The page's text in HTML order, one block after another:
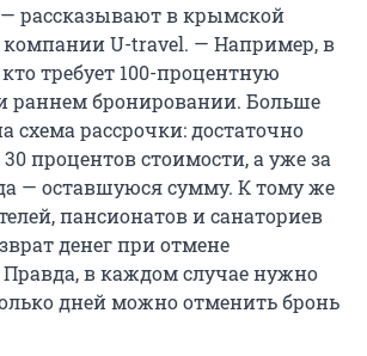
рассказывают в крымской
компании U-travel. — Например, в
требует 100-процентную
раннем бронировании. Больше
схема рассрочки: достаточно
процентов стоимости, а уже за
— оставшуюся сумму. К тому же
пансионатов и санаториев
денег при отмене
в каждом случае нужно
дней можно отменить бронь